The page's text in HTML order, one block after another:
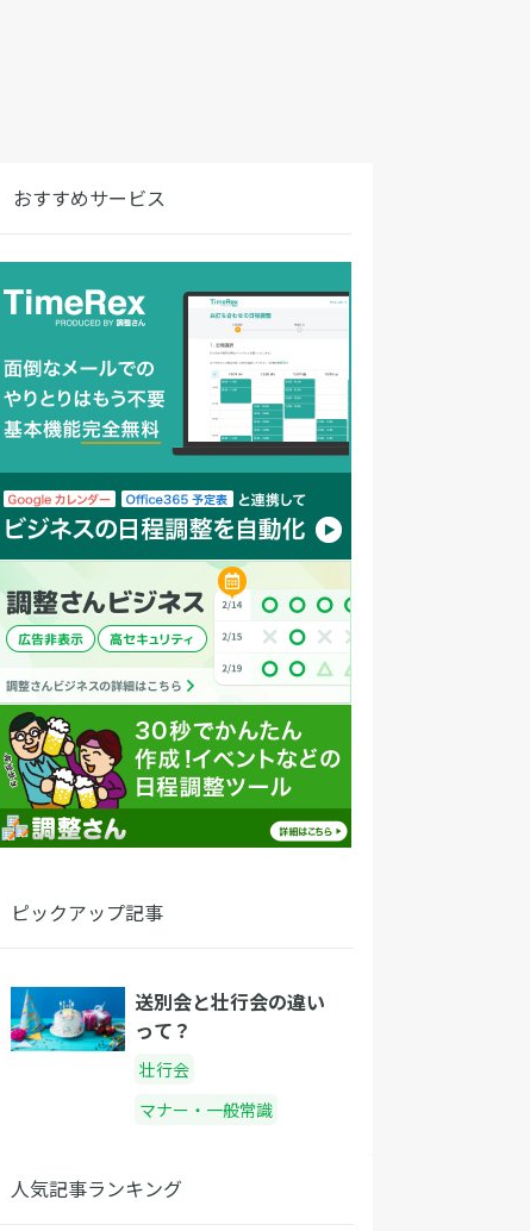
おすすめサービス
ピックアップ記事
送別会と壮行会の違い
って？
壮行会
マナー・一般常識
人気記事ランキング